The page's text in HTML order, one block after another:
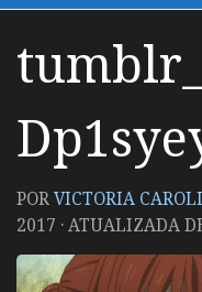
PORVICTORIA
2017 · ATUALIZADA